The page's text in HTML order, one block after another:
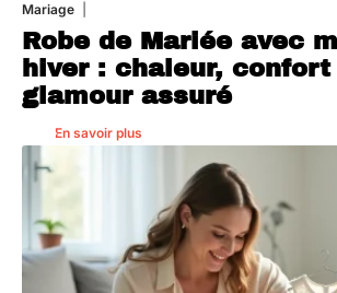
Mariage
Robe de Mariée avec
hiver : chaleur,
glamour assuré
En savoir plus